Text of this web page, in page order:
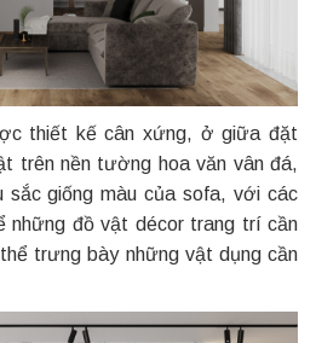
thiết kế cân xứng, ở giữa đặt
trên nền tường hoa văn vân đá,
sắc giống màu của sofa, với các
những đồ vật décor trang trí cần
trưng bày những vật dụng cần